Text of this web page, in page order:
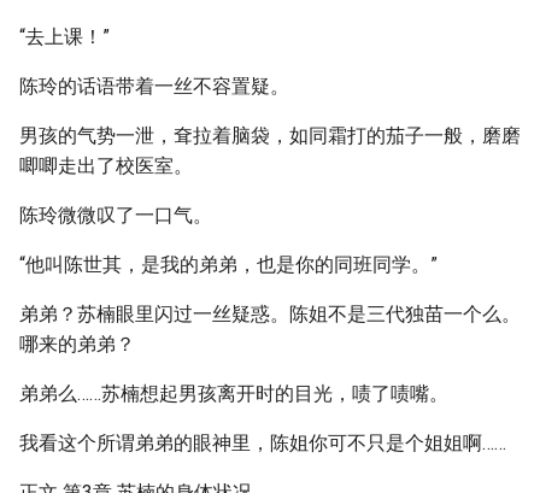
“去上课！”
陈玲的话语带着一丝不容置疑。
男孩的气势一泄，耷拉着脑袋，如同霜打的茄子一般，磨磨
唧唧走出了校医室。
陈玲微微叹了一口气。
“他叫陈世其，是我的弟弟，也是你的同班同学。”
弟弟？苏楠眼里闪过一丝疑惑。陈姐不是三代独苗一个么。
哪来的弟弟？
弟弟么……苏楠想起男孩离开时的目光，啧了啧嘴。
我看这个所谓弟弟的眼神里，陈姐你可不只是个姐姐啊……